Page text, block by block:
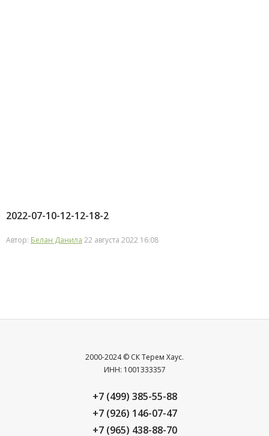
2022-07-10-12-12-18-2
Автор: Белан Данила 22 августа 2022 16:08
2000-2024 © СК Терем Хаус.
ИНН: 1001333357
+7 (499) 385-55-88
+7 (926) 146-07-47
+7 (965) 438-88-70